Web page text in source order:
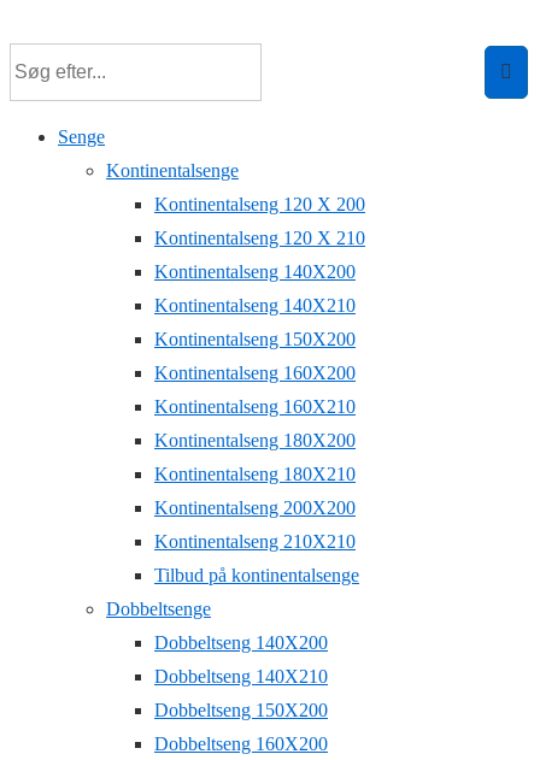
hovedindhold
Senge
Kontinentalsenge
Kontinentalseng 120 X 200
Kontinentalseng 120 X 210
Kontinentalseng 140X200
Kontinentalseng 140X210
Kontinentalseng 150X200
Kontinentalseng 160X200
Kontinentalseng 160X210
Kontinentalseng 180X200
Kontinentalseng 180X210
Kontinentalseng 200X200
Kontinentalseng 210X210
Tilbud på kontinentalsenge
Dobbeltsenge
Dobbeltseng 140X200
Dobbeltseng 140X210
Dobbeltseng 150X200
Dobbeltseng 160X200